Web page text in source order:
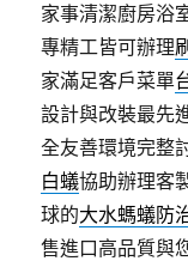
家事清潔廚房浴
專精工皆可辦理
家滿足客戶菜單
設計與改裝最先
全友善環境完整
白蟻協助辦理客
球的大水螞蟻防
售進口高品質與